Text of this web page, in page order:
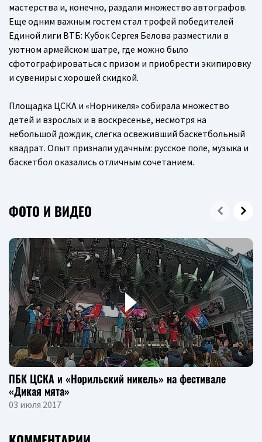
мастерства и, конечно, раздали множество автографов.
Еще одним важным гостем стал трофей победителей
Единой лиги ВТБ: Кубок Сергея Белова разместили в
уютном армейском шатре, где можно было
сфотографироваться с призом и приобрести экипировку
и сувениры с хорошей скидкой.
Площадка ЦСКА и «Норникеля» собирала множество
детей и взрослых и в воскресенье, несмотря на
небольшой дождик, слегка освеживший баскетбольный
квадрат. Опыт признали удачным: русское поле, музыка и
баскетбол оказались отличным сочетанием.
ФОТО И ВИДЕО
ПБК ЦСКА и «Норильский никель» на фестивале
«Дикая мята»
03 июля 2017